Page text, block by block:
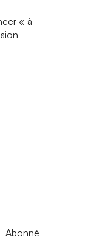
« à
Abonné